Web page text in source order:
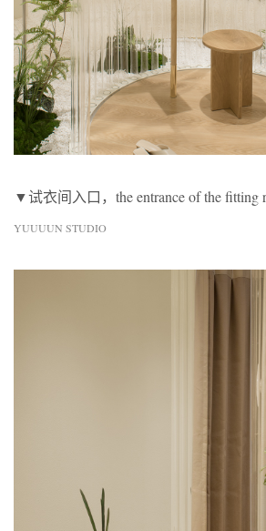
▼试衣间入口，the entrance of the fitting
YUUUUN STUDIO